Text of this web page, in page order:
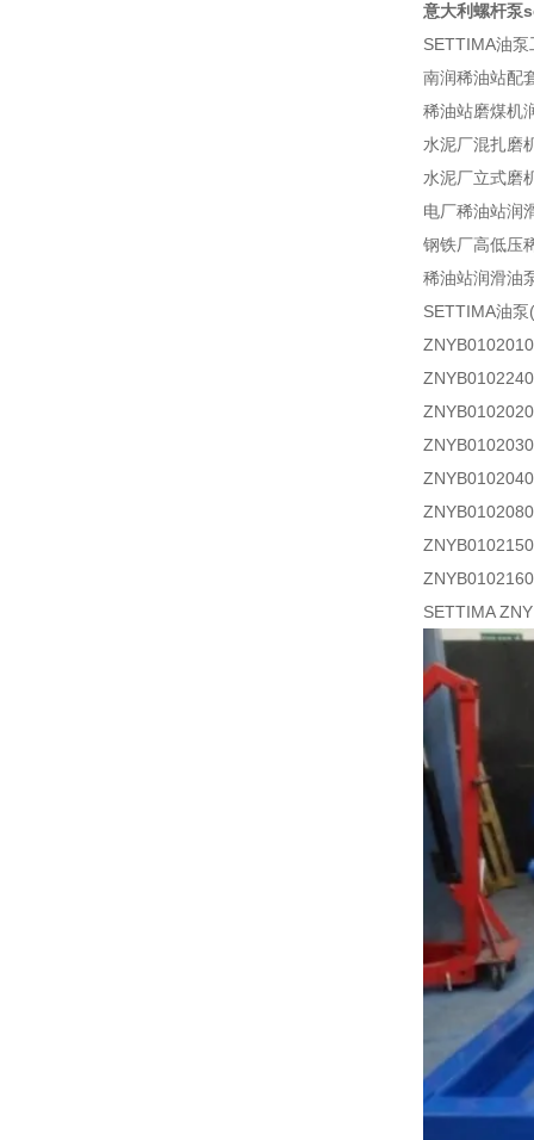
意大利螺杆泵
SETTIMA油泵
南润稀油站配
稀油站磨煤机
水泥厂混扎磨
水泥厂立式磨
电厂稀油站润
钢铁厂高低压
稀油站润滑油
SETTIMA油
SETTIMA